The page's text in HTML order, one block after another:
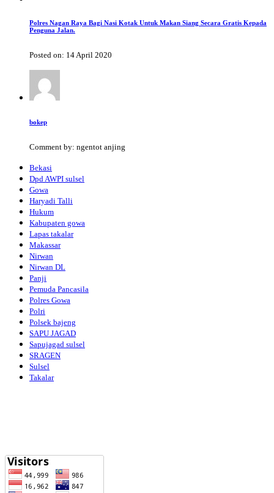
Polres Nagan Raya Bagi Nasi Kotak Untuk Makan Siang Secara Gratis Kepada
Penguna Jalan.
Posted on: 14 April 2020
bokep
Comment by: ngentot anjing
Bekasi
Dpd AWPI sulsel
Gowa
Haryadi Talli
Hukum
Kabupaten gowa
Lapas takalar
Makassar
Nirwan
Nirwan DL
Panji
Pemuda Pancasila
Polres Gowa
Polri
Polsek bajeng
SAPU JAGAD
Sapujagad sulsel
SRAGEN
Sulsel
Takalar